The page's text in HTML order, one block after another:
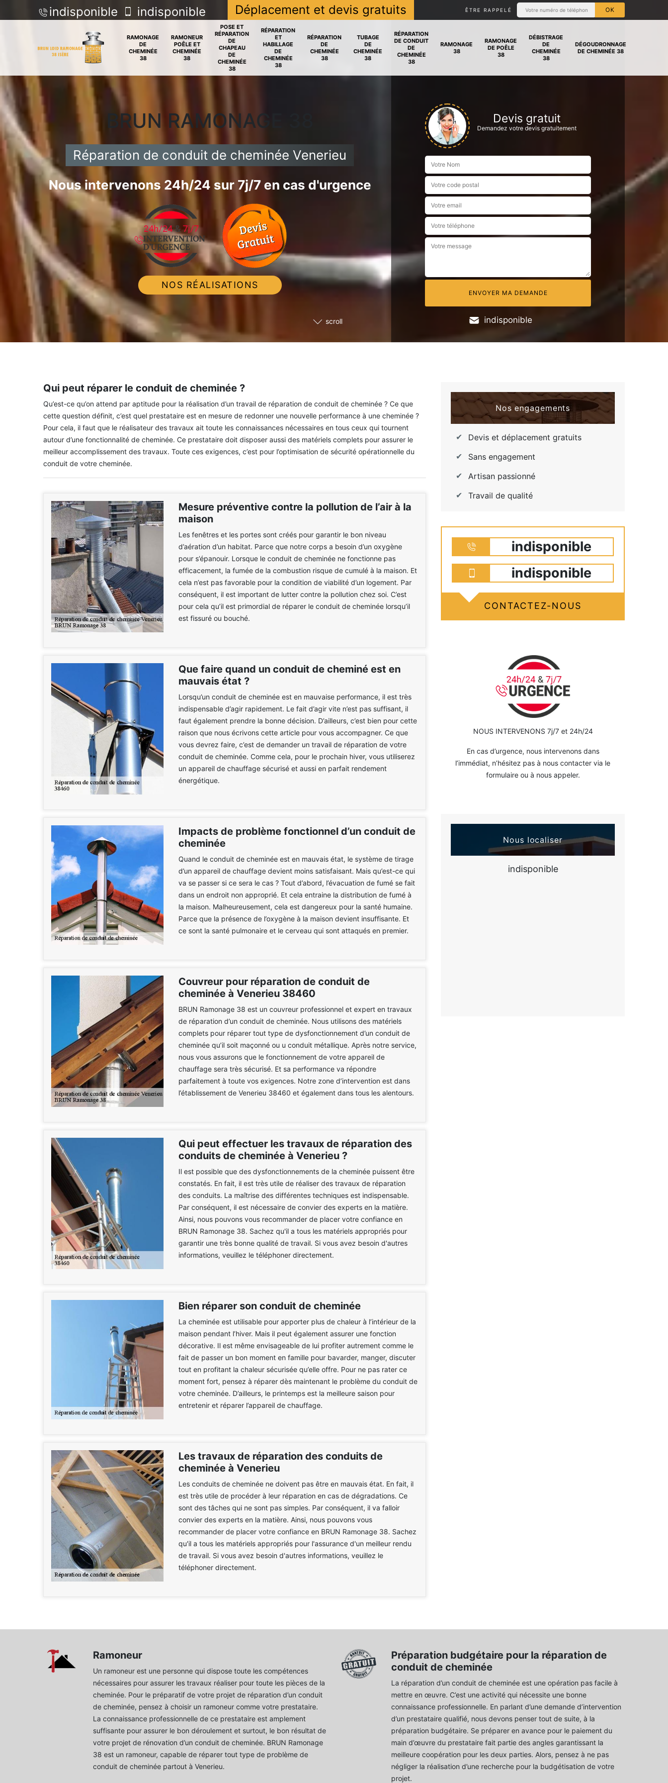
indisponible indisponible Déplacement et devis gratuits ÊTRE RAPPELÉ
RAMONAGE
DE
CHEMINÉE
38
RAMONEUR
POÊLE ET
CHEMINÉE
38
POSE ET
RÉPARATION
DE
CHAPEAU
DE
CHEMINÉE
38
RÉPARATION
ET
HABILLAGE
DE
CHEMINÉE
38
RÉPARATION
DE
CHEMINÉE
38
TUBAGE
DE
CHEMINÉE
38
RÉPARATION
DE CONDUIT
DE
CHEMINÉE
38
RAMONAGE
38
RAMONAGE
DE POÊLE
38
DÉBISTRAGE
DE
CHEMINÉE
38
DÉGOUDRONNAGE
DE CHEMINÉE 38
scroll
BRUN RAMONAGE 38
Réparation de conduit de cheminée Venerieu
Nous intervenons 24h/24 sur 7j/7 en cas d'urgence
NOS RÉALISATIONS
Devis gratuit
Demandez votre devis gratuitement
indisponible
Qui peut réparer le conduit de cheminée ?
Qu’est-ce qu’on attend par aptitude pour la réalisation d’un travail de réparation de conduit de cheminée ? Ce que
cette question définit, c’est quel prestataire est en mesure de redonner une nouvelle performance à une cheminée ?
Pour cela, il faut que le réalisateur des travaux ait toute les connaissances nécessaires en tous ceux qui tournent
autour d’une fonctionnalité de cheminée. Ce prestataire doit disposer aussi des matériels complets pour assurer le
meilleur accomplissement des travaux. Toute ces exigences, c’est pour l’optimisation de sécurité opérationnelle du
conduit de votre cheminée.
Mesure préventive contre la pollution de l’air à la
maison
Les fenêtres et les portes sont créés pour garantir le bon niveau
d’aération d’un habitat. Parce que notre corps a besoin d’un oxygène
pour s’épanouir. Lorsque le conduit de cheminée ne fonctionne pas
efficacement, la fumée de la combustion risque de cumulé à la maison. Et
cela n’est pas favorable pour la condition de viabilité d’un logement. Par
conséquent, il est important de lutter contre la pollution chez soi. C’est
pour cela qu’il est primordial de réparer le conduit de cheminée lorsqu’il
est fissuré ou bouché.
Que faire quand un conduit de cheminé est en
mauvais état ?
Lorsqu’un conduit de cheminée est en mauvaise performance, il est très
indispensable d’agir rapidement. Le fait d’agir vite n’est pas suffisant, il
faut également prendre la bonne décision. D’ailleurs, c’est bien pour cette
raison que nous écrivons cette article pour vous accompagner. Ce que
vous devrez faire, c’est de demander un travail de réparation de votre
conduit de cheminée. Comme cela, pour le prochain hiver, vous utiliserez
un appareil de chauffage sécurisé et aussi en parfait rendement
énergétique.
Impacts de problème fonctionnel d’un conduit de
cheminée
Quand le conduit de cheminée est en mauvais état, le système de tirage
d’un appareil de chauffage devient moins satisfaisant. Mais qu’est-ce qui
va se passer si ce sera le cas ? Tout d’abord, l’évacuation de fumé se fait
dans un endroit non approprié. Et cela entraine la distribution de fumé à
la maison. Malheureusement, cela est dangereux pour la santé humaine.
Parce que la présence de l’oxygène à la maison devient insuffisante. Et
ce sont la santé pulmonaire et le cerveau qui sont attaqués en premier.
Couvreur pour réparation de conduit de
cheminée à Venerieu 38460
BRUN Ramonage 38 est un couvreur professionnel et expert en travaux
de réparation d’un conduit de cheminée. Nous utilisons des matériels
complets pour réparer tout type de dysfonctionnement d’un conduit de
cheminée qu’il soit maçonné ou u conduit métallique. Après notre service,
nous vous assurons que le fonctionnement de votre appareil de
chauffage sera très sécurisé. Et sa performance va répondre
parfaitement à toute vos exigences. Notre zone d’intervention est dans
l’établissement de Venerieu 38460 et également dans tous les alentours.
Qui peut effectuer les travaux de réparation des
conduits de cheminée à Venerieu ?
Il est possible que des dysfonctionnements de la cheminée puissent être
constatés. En fait, il est très utile de réaliser des travaux de réparation
des conduits. La maîtrise des différentes techniques est indispensable.
Par conséquent, il est nécessaire de convier des experts en la matière.
Ainsi, nous pouvons vous recommander de placer votre confiance en
BRUN Ramonage 38. Sachez qu'il a tous les matériels appropriés pour
garantir une très bonne qualité de travail. Si vous avez besoin d'autres
informations, veuillez le téléphoner directement.
Bien réparer son conduit de cheminée
La cheminée est utilisable pour apporter plus de chaleur à l’intérieur de la
maison pendant l’hiver. Mais il peut également assurer une fonction
décorative. Il est même envisageable de lui profiter autrement comme le
fait de passer un bon moment en famille pour bavarder, manger, discuter
tout en profitant la chaleur sécurisée qu’elle offre. Pour ne pas rater ce
moment fort, pensez à réparer dès maintenant le problème du conduit de
votre cheminée. D’ailleurs, le printemps est la meilleure saison pour
entretenir et réparer l’appareil de chauffage.
Les travaux de réparation des conduits de
cheminée à Venerieu
Les conduits de cheminée ne doivent pas être en mauvais état. En fait, il
est très utile de procéder à leur réparation en cas de dégradations. Ce
sont des tâches qui ne sont pas simples. Par conséquent, il va falloir
convier des experts en la matière. Ainsi, nous pouvons vous
recommander de placer votre confiance en BRUN Ramonage 38. Sachez
qu'il a tous les matériels appropriés pour l'assurance d'un meilleur rendu
de travail. Si vous avez besoin d'autres informations, veuillez le
téléphoner directement.
Nos engagements
Devis et déplacement gratuits
Sans engagement
Artisan passionné
Travail de qualité
indisponible
indisponible
CONTACTEZ-NOUS
NOUS INTERVENONS 7j/7 et 24h/24
En cas d’urgence, nous intervenons dans
l’immédiat, n’hésitez pas à nous contacter via le
formulaire ou à nous appeler.
Nous localiser
indisponible
Ramoneur
Un ramoneur est une personne qui dispose toute les compétences
nécessaires pour assurer les travaux réaliser pour toute les pièces de la
cheminée. Pour le préparatif de votre projet de réparation d’un conduit
de cheminée, pensez à choisir un ramoneur comme votre prestataire.
La connaissance professionnelle de ce prestataire est amplement
suffisante pour assurer le bon déroulement et surtout, le bon résultat de
votre projet de rénovation d’un conduit de cheminée. BRUN Ramonage
38 est un ramoneur, capable de réparer tout type de problème de
conduit de cheminée partout à Venerieu.
Préparation budgétaire pour la réparation de
conduit de cheminée
La réparation d’un conduit de cheminée est une opération pas facile à
mettre en œuvre. C’est une activité qui nécessite une bonne
connaissance professionnelle. En parlant d’une demande d’intervention
d’un prestataire qualifié, nous devons penser tout de suite, à la
préparation budgétaire. Se préparer en avance pour le paiement du
main d’œuvre du prestataire fait partie des angles garantissant la
meilleure coopération pour les deux parties. Alors, pensez à ne pas
négliger la réalisation d’une recherche pour la budgétisation de votre
projet.